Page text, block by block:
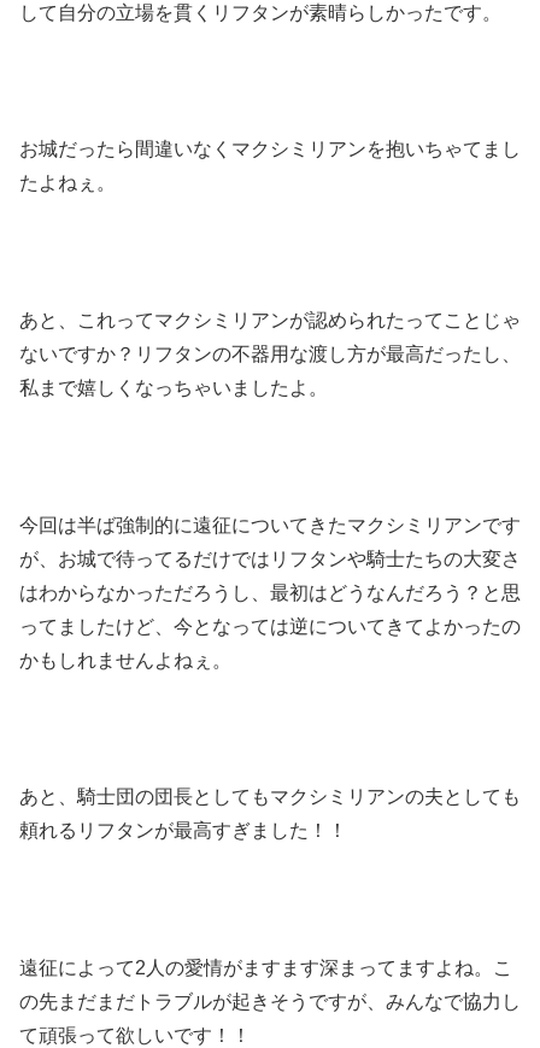
して自分の立場を貫くリフタンが素晴らしかったです。
お城だったら間違いなくマクシミリアンを抱いちゃてまし
たよねぇ。
あと、これってマクシミリアンが認められたってことじゃ
ないですか？リフタンの不器用な渡し方が最高だったし、
私まで嬉しくなっちゃいましたよ。
今回は半ば強制的に遠征についてきたマクシミリアンです
が、お城で待ってるだけではリフタンや騎士たちの大変さ
はわからなかっただろうし、最初はどうなんだろう？と思
ってましたけど、今となっては逆についてきてよかったの
かもしれませんよねぇ。
あと、騎士団の団長としてもマクシミリアンの夫としても
頼れるリフタンが最高すぎました！！
遠征によって2人の愛情がますます深まってますよね。こ
の先まだまだトラブルが起きそうですが、みんなで協力し
て頑張って欲しいです！！